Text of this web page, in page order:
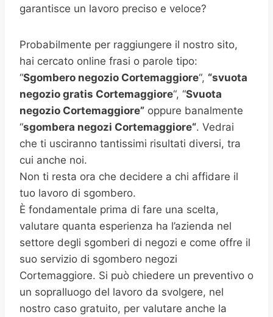
garantisce un lavoro preciso e veloce?
Probabilmente per raggiungere il nostro sito,
hai cercato online frasi o parole tipo:
“Sgombero negozio Cortemaggiore“, “svuota
negozio gratis Cortemaggiore“, “Svuota
negozio Cortemaggiore” oppure banalmente
“sgombera negozi Cortemaggiore“. Vedrai
che ti usciranno tantissimi risultati diversi, tra
cui anche noi.
Non ti resta ora che decidere a chi affidare il
tuo lavoro di sgombero.
È fondamentale prima di fare una scelta,
valutare quanta esperienza ha l’azienda nel
settore degli sgomberi di negozi e come offre il
suo servizio di sgombero negozi
Cortemaggiore. Si può chiedere un preventivo o
un sopralluogo del lavoro da svolgere, nel
nostro caso gratuito, per valutare anche la